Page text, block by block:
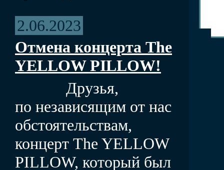
2.06.2023
Отмена концерта The
YELLOW PILLOW!
Друзья,
по независящим от нас
обстоятельствам,
концерт The YELLOW
PILLOW, который был